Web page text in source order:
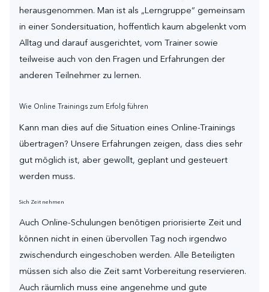
herausgenommen. Man ist als „Lerngruppe“ gemeinsam
in einer Sondersituation, hoffentlich kaum abgelenkt vom
Alltag und darauf ausgerichtet, vom Trainer sowie
teilweise auch von den Fragen und Erfahrungen der
anderen Teilnehmer zu lernen.
Wie Online Trainings zum Erfolg führen
Kann man dies auf die Situation eines Online-Trainings
übertragen? Unsere Erfahrungen zeigen, dass dies sehr
gut möglich ist, aber gewollt, geplant und gesteuert
werden muss.
Sich Zeit nehmen
Auch Online-Schulungen benötigen priorisierte Zeit und
können nicht in einen übervollen Tag noch irgendwo
zwischendurch eingeschoben werden. Alle Beteiligten
müssen sich also die Zeit samt Vorbereitung reservieren.
Auch räumlich muss eine angenehme und gute